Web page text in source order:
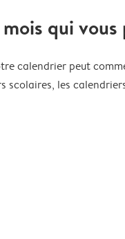
qui
calendrier peut
scolaires, les